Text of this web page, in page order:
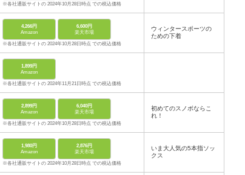
※各社通販サイトの 2024年10月28日時点 での税込価格
4,266円
Amazon
6,600円
楽天市場
※各社通販サイトの 2024年10月28日時点 での税込価格
ウィンタースポーツの
ための下着
1,899円
Amazon
※各社通販サイトの 2024年11月21日時点 での税込価格
2,899円
Amazon
6,040円
楽天市場
※各社通販サイトの 2024年10月28日時点 での税込価格
初めてのスノボならこ
れ！
1,980円
Amazon
2,876円
楽天市場
※各社通販サイトの 2024年10月28日時点 での税込価格
いま大人気の5本指ソッ
クス